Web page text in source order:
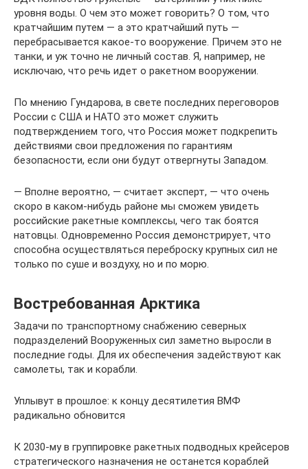
уровня воды. О чем это может говорить? О том, что
кратчайшим путем — а это кратчайший путь —
перебрасывается какое-то вооружение. Причем это не
танки, и уж точно не личный состав. Я, например, не
исключаю, что речь идет о ракетном вооружении.
По мнению Гундарова, в свете последних переговоров
России с США и НАТО это может служить
подтверждением того, что Россия может подкрепить
действиями свои предложения по гарантиям
безопасности, если они будут отвергнуты Западом.
— Вполне вероятно, — считает эксперт, — что очень
скоро в каком-нибудь районе мы сможем увидеть
российские ракетные комплексы, чего так боятся
натовцы. Одновременно Россия демонстрирует, что
способна осуществляться переброску крупных сил не
только по суше и воздуху, но и по морю.
Востребованная Арктика
Задачи по транспортному снабжению северных
подразделений Вооруженных сил заметно выросли в
последние годы. Для их обеспечения задействуют как
самолеты, так и корабли.
Уплывут в прошлое: к концу десятилетия ВМФ
радикально обновится
К 2030-му в группировке ракетных подводных крейсеров
стратегического назначения не останется кораблей